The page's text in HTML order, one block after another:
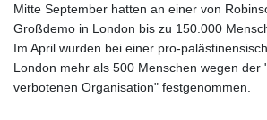
Mitte September hatten an einer von
Großdemo in London bis zu 150.000
Im April wurden bei einer pro-
London mehr als 500 Menschen wegen der
verbotenen Organisation" festgenommen.